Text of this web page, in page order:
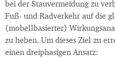
bei der Stauvermeidung zu
Fuß- und Radverkehr auf die
(mobellbasierter)
zu heben. Um dieses Ziel zu
einen dreiphasigen Ansatz: